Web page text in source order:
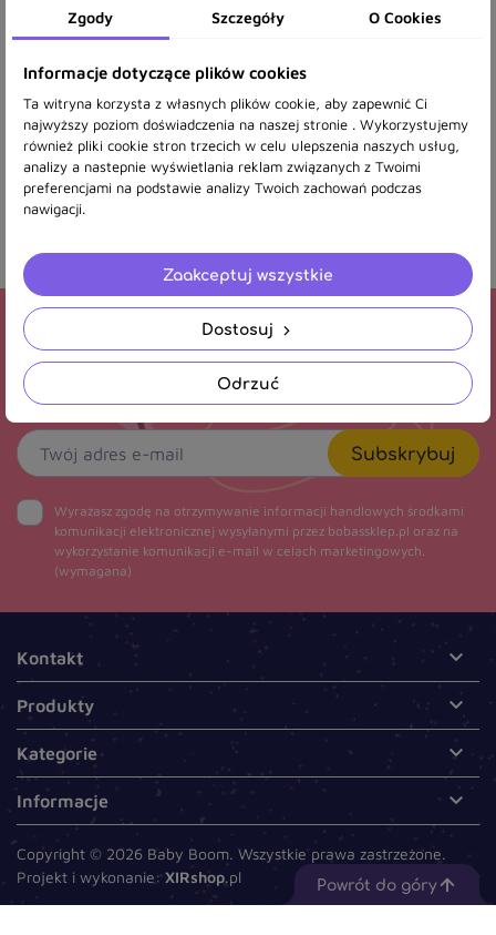
podnosimy nasze kwalifikacje, uczestnicząc w szkoleniach i
śledząc najnowsze trendy w branży.
Naszym celem jest zapewnienie Ci obsługi na najwyższym
Wychodząc naprzeciw oczekiwaniom naszych klientów,
otworzyliśmy nasz sklep internetowy! Dzięki temu, możesz cieszyć
się naszym asortymentem wygodnie i bez wychodzenia z domu.
Pozwól nam towarzyszyć Ci w tej
Newsletter
Otrzymuj informację o nowościach i wyprzedażach
Subskrybuj
Wyrażasz zgodę na otrzymywanie informacji handlowych środkami
komunikacji elektronicznej wysyłanymi przez bobassklep.pl oraz na
wykorzystanie komunikacji e-mail w celach marketingowych.
(wymagana)
Kontakt 
Produkty 
Kategorie 
Informacje 
Copyright © 2026 Baby Boom. Wszystkie prawa zastrzeżone.
Projekt i wykonanie: XIRshop.pl
Zgody Szczegóły O Cookies
Informacje dotyczące plików cookies
Ta witryna korzysta z własnych plików cookie, aby zapewnić Ci
najwyższy poziom doświadczenia na naszej stronie . Wykorzystujemy
również pliki cookie stron trzecich w celu ulepszenia naszych usług,
analizy a nastepnie wyświetlania reklam związanych z Twoimi
preferencjami na podstawie analizy Twoich zachowań podczas
nawigacji.
Odrzuć
Dostosuj
Zaakceptuj wszystkie
Powrót do góry